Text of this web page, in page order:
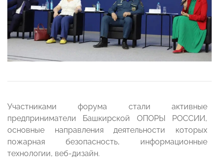
Участниками форума стали активные
предприниматели Башкирской ОПОРЫ РОССИИ,
основные направления деятельности которых
пожарная безопасность, информационные
технологии, веб-дизайн.